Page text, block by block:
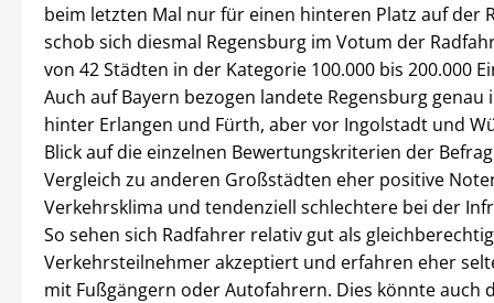
beim letzten Mal nur für einen hinteren Platz auf der
schob sich diesmal Regensburg im Votum der
von 42 Städten in der Kategorie 100.000 bis 200.000
Auch auf Bayern bezogen landete Regensburg
hinter Erlangen und Fürth, aber vor Ingolstadt und
Blick auf die einzelnen Bewertungskriterien der
Vergleich zu anderen Großstädten eher positive
Verkehrsklima und tendenziell schlechtere bei der
So sehen sich Radfahrer relativ gut als
Verkehrsteilnehmer akzeptiert und erfahren eher
mit Fußgängern oder Autofahrern. Dies könnte auch